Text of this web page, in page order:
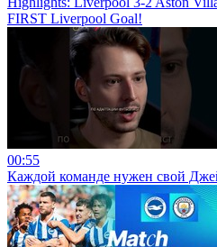
FIRST Liverpool Goal!
00:55
Каждой команде нужен свой